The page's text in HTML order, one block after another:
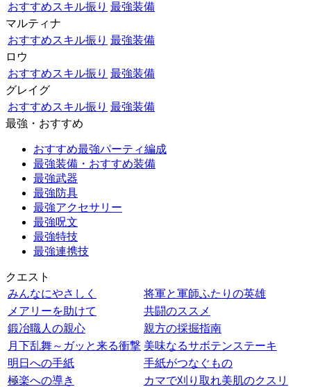
おすすめスキル振り 最強装備
マルティナ
おすすめスキル振り 最強装備
ロウ
おすすめスキル振り 最強装備
グレイグ
おすすめスキル振り 最強装備
最強・おすすめ
おすすめ最強パーティ編成
最強装備・おすすめ装備
最強武器
最強防具
最強アクセサリー
最強呪文
最強特技
最強連携技
クエスト
みんなにやさしく
将軍と軍師ふたりの英雄
メアリーを助けて
共闘のススメ
鍛冶職人の親心
親方の採掘指南
月下乱舞～ガッと来る衝撃 美味なるサボテンステーキ
明日への手紙
手紙がつなぐもの
極楽への導き
カマで刈り取れ美肌のクスリ